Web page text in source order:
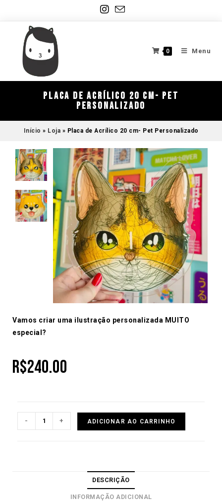
0 Menu
Placa de Acrílico 20 cm- Pet
Personalizado
Início » Loja » Placa de Acrílico 20 cm- Pet Personalizado
Vamos criar uma ilustração personalizada MUITO
especial?
R$240.00
- + ADICIONAR AO CARRINHO
DESCRIÇÃO
INFORMAÇÃO ADICIONAL